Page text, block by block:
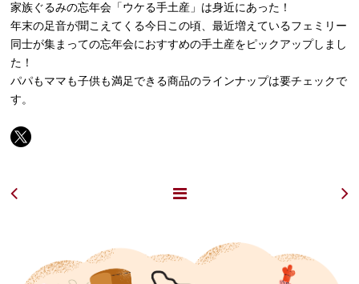
家族ぐるみの忘年会「ウケる手土産」は身近にあった！
年末の足音が聞こえてくる今日この頃、最近増えているフェミリー
同士が集まっての忘年会におすすめの手土産をピックアップしまし
た！
パパもママも子供も満足できる商品のラインナップは要チェックで
す。